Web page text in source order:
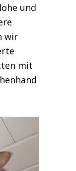
und
wir
mit